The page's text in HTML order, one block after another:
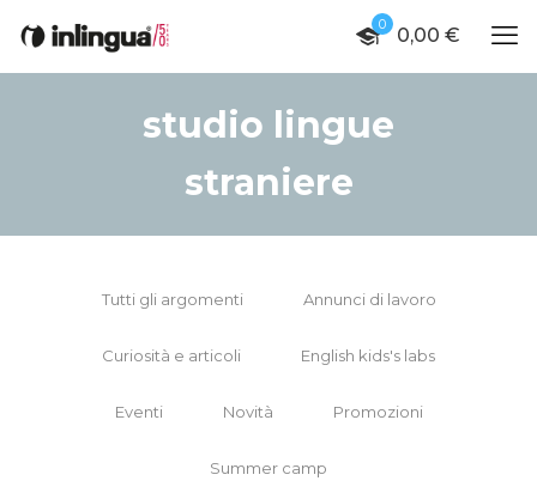
0 0,00 €
studio lingue
straniere
Tutti gli argomenti Annunci di lavoro
Curiosità e articoli English kids's labs
Eventi Novità Promozioni
Summer camp